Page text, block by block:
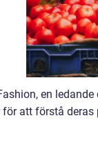
en
att förstå